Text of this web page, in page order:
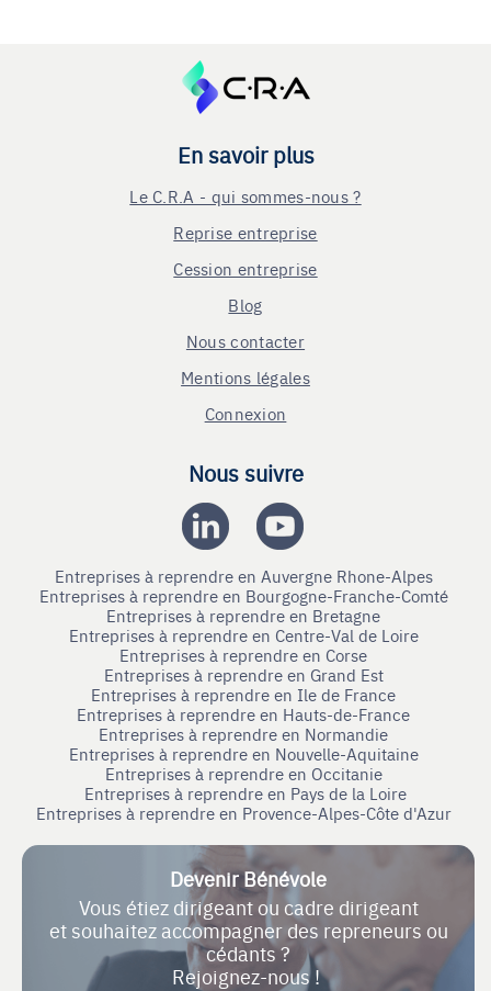
En savoir plus
Le C.R.A - qui sommes-nous ?
Reprise entreprise
Cession entreprise
Blog
Nous contacter
Mentions légales
Connexion
Nous suivre
Entreprises à reprendre en Auvergne Rhone-Alpes
Entreprises à reprendre en Bourgogne-Franche-Comté
Entreprises à reprendre en Bretagne
Entreprises à reprendre en Centre-Val de Loire
Entreprises à reprendre en Corse
Entreprises à reprendre en Grand Est
Entreprises à reprendre en Ile de France
Entreprises à reprendre en Hauts-de-France
Entreprises à reprendre en Normandie
Entreprises à reprendre en Nouvelle-Aquitaine
Entreprises à reprendre en Occitanie
Entreprises à reprendre en Pays de la Loire
Entreprises à reprendre en Provence-Alpes-Côte d'Azur
Devenir Bénévole
Vous étiez dirigeant ou cadre dirigeant
et souhaitez accompagner des repreneurs ou
cédants ?
Rejoignez-nous !